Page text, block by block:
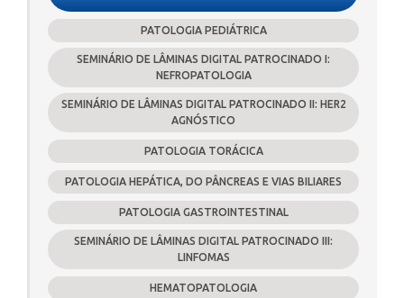
PATOLOGIA PEDIÁTRICA
SEMINÁRIO DE LÂMINAS DIGITAL PATROCINADO I:
NEFROPATOLOGIA
SEMINÁRIO DE LÂMINAS DIGITAL PATROCINADO II: HER2
AGNÓSTICO
PATOLOGIA TORÁCICA
PATOLOGIA HEPÁTICA, DO PÂNCREAS E VIAS BILIARES
PATOLOGIA GASTROINTESTINAL
SEMINÁRIO DE LÂMINAS DIGITAL PATROCINADO III:
LINFOMAS
HEMATOPATOLOGIA